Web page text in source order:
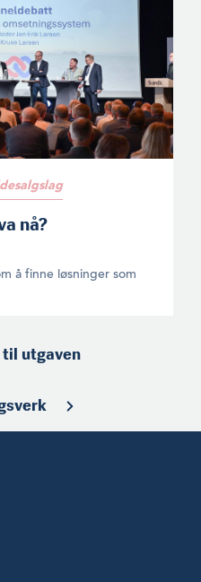
nå?
å finne løsninger som
til utgaven